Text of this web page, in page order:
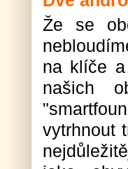
Že se
na klíče
našich
vytrhnout